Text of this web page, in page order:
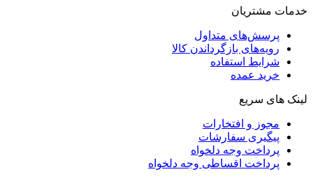
خدمات مشتریان
پرسش‌های متداول
رویه‌های بازگرداندن کالا
شرایط استفاده
خرید عمده
لینک های سریع
مجوز و افتخارات
پیگیری سفارشات
پرداخت وجه دلخواه
پرداخت اقساطی وجه دلخواه